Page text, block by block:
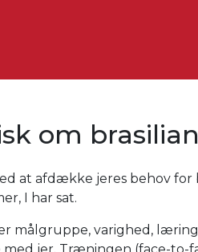
om
at afdække jeres behov
I har sat.
målgruppe, varighed,
med jer. Træningen (face-